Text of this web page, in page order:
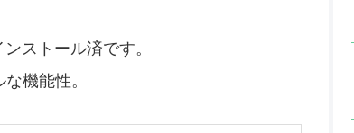
ストール済です。
機能性。